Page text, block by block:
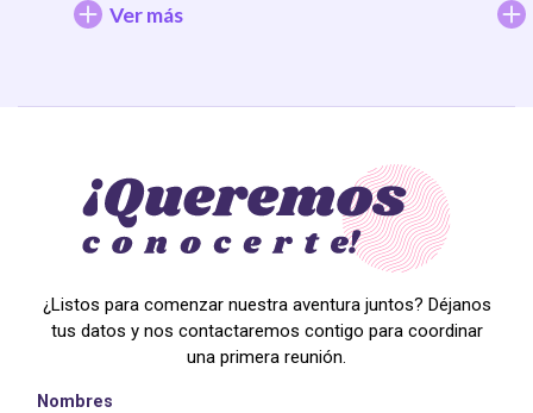
Ver más
¿Listos para comenzar nuestra aventura juntos? Déjanos
tus datos y nos contactaremos contigo para coordinar
una primera reunión.
Nombres